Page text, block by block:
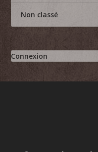
Non classé
Connexion